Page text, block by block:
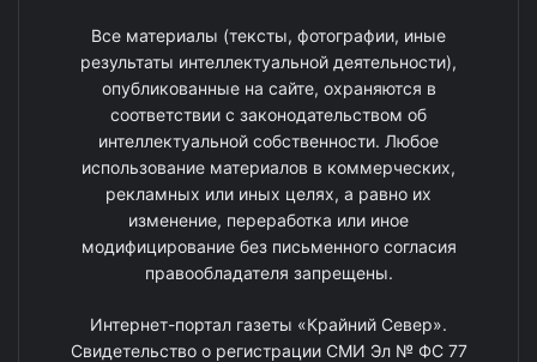
Все материалы (тексты, фотографии, иные
результаты интеллектуальной деятельности),
опубликованные на сайте, охраняются в
соответствии с законодательством об
интеллектуальной собственности. Любое
использование материалов в коммерческих,
рекламных или иных целях, а равно их
изменение, переработка или иное
модифицирование без письменного согласия
правообладателя запрещены.
Интернет-портал газеты «Крайний Север».
Свидетельство о регистрации СМИ Эл № ФС 77